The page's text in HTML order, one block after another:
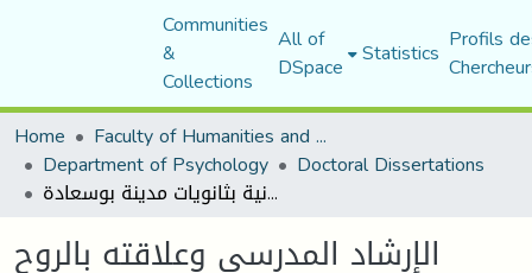
Communities
&
Collections
All of
DSpace Statistics Profils
Home
Faculty of Humanities and Social Sciences
Department of Psychology Doctoral Dissertations
الإرشاد المدرسي وعلاقته بالروح المعنوية لدى تلاميذ السنة الثالثة ثانوي دراسة ميدانية بثانويات مدينة بوسعادة
الإرشاد المدرسي وعلاقته بالروح